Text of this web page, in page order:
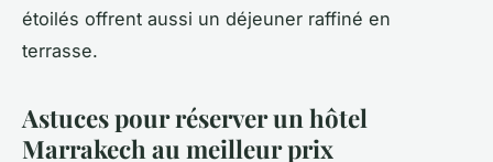
étoilés offrent aussi un déjeuner raffiné en
terrasse.
Astuces pour réserver un hôtel
Marrakech au meilleur prix